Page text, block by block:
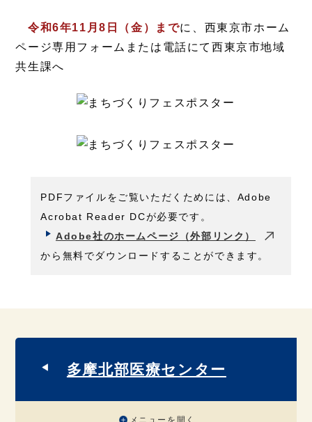
令和6年11月8日（金）までに、西東京市ホーム
ページ専用フォームまたは電話にて西東京市地域
共生課へ
PDFファイルをご覧いただくためには、Adobe
Acrobat Reader DCが必要です。
Adobe社のホームページ（外部リンク）
から無料でダウンロードすることができます。
多摩北部医療センター